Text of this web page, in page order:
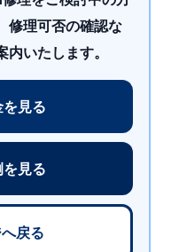
修理可否の確認な
いたします。
見る
見る
戻る